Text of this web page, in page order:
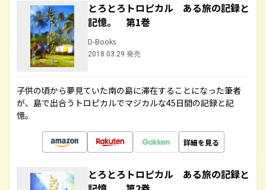
とろとろトロピカル ある旅の記録と
記憶。 第1巻
D-Books
2018.03.29 発売
子供の頃から夢見ていた南の島に滞在することになった筆者
が、島で出合うトロピカルでマジカルな45日間の記録と記
憶。
詳細を見る
とろとろトロピカル ある旅の記録と